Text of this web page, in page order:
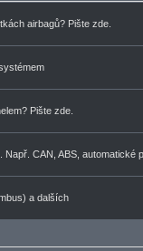
airbagů? Pište zde.
Pište zde.
CAN, ABS, automatické
a dalších